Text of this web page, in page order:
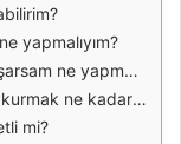
yapmalıyım?
ne yapmalıyım?
ne kadar sürer?
mi?